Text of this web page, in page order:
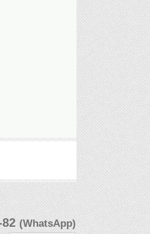
82(WhatsApp)